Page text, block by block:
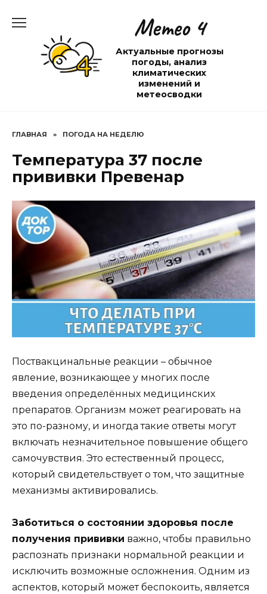
содержанию
Метео 4
Актуальные прогнозы
погоды, анализ
климатических
изменений и
метеосводки
ГЛАВНАЯ » ПОГОДА НА НЕДЕЛЮ
Температура 37 после
прививки Превенар
Поствакцинальные реакции – обычное
явление, возникающее у многих после
введения определённых медицинских
препаратов. Организм может реагировать на
это по-разному, и иногда такие ответы могут
включать незначительное повышение общего
самочувствия. Это естественный процесс,
который свидетельствует о том, что защитные
механизмы активировались.
Заботиться о состоянии здоровья после
получения прививки важно, чтобы правильно
распознать признаки нормальной реакции и
исключить возможные осложнения. Одним из
аспектов, который может беспокоить, является